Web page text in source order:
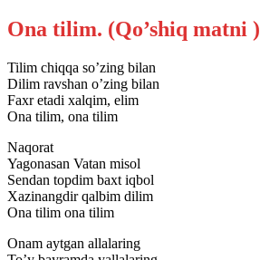
Ona tilim. (Qo’shiq matni )
Tilim chiqqa so’zing bilan
Dilim ravshan o’zing bilan
Faxr etadi xalqim, elim
Ona tilim, ona tilim
Naqorat
Yagonasan Vatan misol
Sendan topdim baxt iqbol
Xazinangdir qalbim dilim
Ona tilim ona tilim
Onam aytgan allalaring